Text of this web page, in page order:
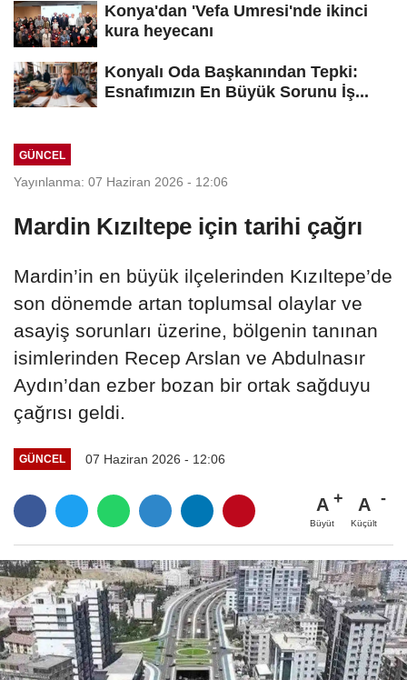
Konya'dan 'Vefa Umresi'nde ikinci
kura heyecanı
Konyalı Oda Başkanından Tepki:
Esnafımızın En Büyük Sorunu İş...
GÜNCEL
Yayınlanma: 07 Haziran 2026 - 12:06
Mardin Kızıltepe için tarihi çağrı
Mardin’in en büyük ilçelerinden Kızıltepe’de
son dönemde artan toplumsal olaylar ve
asayiş sorunları üzerine, bölgenin tanınan
isimlerinden Recep Arslan ve Abdulnasır
Aydın’dan ezber bozan bir ortak sağduyu
çağrısı geldi.
GÜNCEL 07 Haziran 2026 - 12:06
A
Büyüt
A
Küçült